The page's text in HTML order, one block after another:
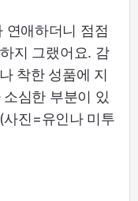
연애하더니 점점
지 그랬어요. 감
착한 성품에 지
소심한 부분이 있
사진=유인나 미투